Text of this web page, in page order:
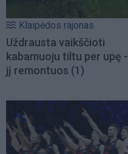
Klaipėdos rajonas
Uždrausta vaikščioti
kabamuoju tiltu per upę -
jį remontuos (1)